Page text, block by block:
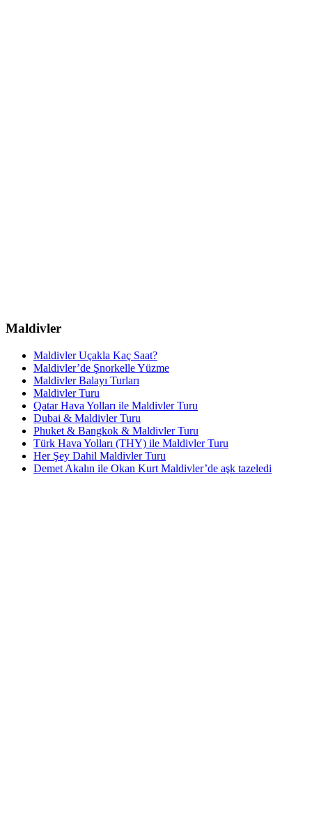
Maldivler
Maldivler Uçakla Kaç Saat?
Maldivler’de Şnorkelle Yüzme
Maldivler Balayı Turları
Maldivler Turu
Qatar Hava Yolları ile Maldivler Turu
Dubai & Maldivler Turu
Phuket & Bangkok & Maldivler Turu
Türk Hava Yolları (THY) ile Maldivler Turu
Her Şey Dahil Maldivler Turu
Demet Akalın ile Okan Kurt Maldivler’de aşk tazeledi